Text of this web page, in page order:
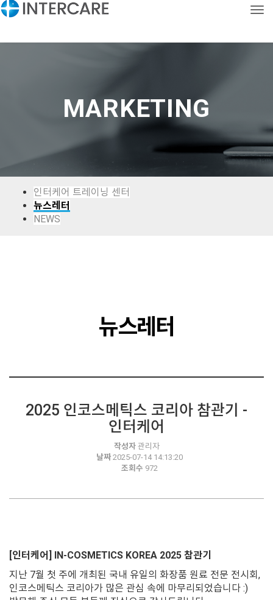
MARKETING
인터케어 트레이닝 센터
뉴스레터
NEWS
뉴스레터
2025 인코스메틱스 코리아 참관기 -
인터케어
작성자관리자
날짜2025-07-14 14:13:20
조회수 972
[인터케어] IN-COSMETICS KOREA 2025 참관기
지난 7월 첫 주에 개최된 국내 유일의 화장품 원료 전문 전시회,
인코스메틱스 코리아가 많은 관심 속에 마무리되었습니다 :)